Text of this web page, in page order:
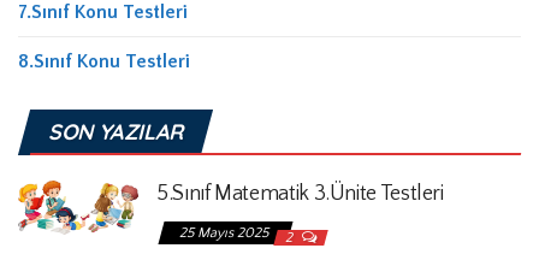
7.Sınıf Konu Testleri
8.Sınıf Konu Testleri
SON YAZILAR
5.Sınıf Matematik 3.Ünite Testleri
25 Mayıs 2025 2